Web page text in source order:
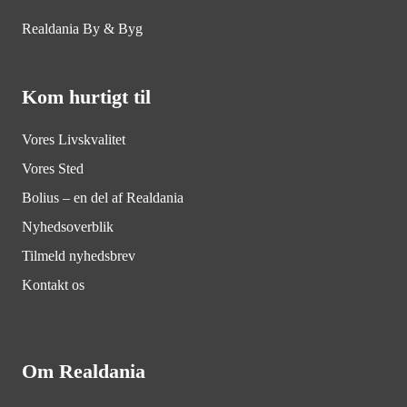
talentfulde tegnestuer, for det ukendte resultat, for
stedet med x-faktor, for stedet der tæller.
Realdania By & Byg
Kom hurtigt til
Vores Livskvalitet
Vores Sted
Bolius – en del af Realdania
Nyhedsoverblik
Tilmeld nyhedsbrev
Kontakt os
Om Realdania